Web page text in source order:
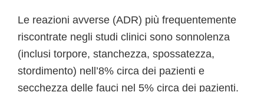
Le reazioni avverse (ADR) più frequentemente
riscontrate negli studi clinici sono sonnolenza
(inclusi torpore, stanchezza, spossatezza,
stordimento) nell’8% circa dei pazienti e
secchezza delle fauci nel 5% circa dei pazienti.